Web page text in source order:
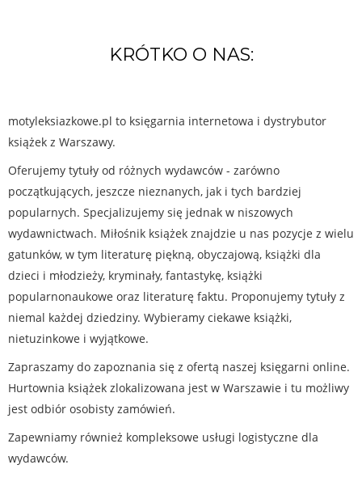
KRÓTKO O NAS:
motyleksiazkowe.pl to księgarnia internetowa i dystrybutor
książek z Warszawy.
Oferujemy tytuły od różnych wydawców - zarówno
początkujących, jeszcze nieznanych, jak i tych bardziej
popularnych. Specjalizujemy się jednak w niszowych
wydawnictwach. Miłośnik książek znajdzie u nas pozycje z wielu
gatunków, w tym literaturę piękną, obyczajową, książki dla
dzieci i młodzieży, kryminały, fantastykę, książki
popularnonaukowe oraz literaturę faktu. Proponujemy tytuły z
niemal każdej dziedziny. Wybieramy ciekawe książki,
nietuzinkowe i wyjątkowe.
Zapraszamy do zapoznania się z ofertą naszej księgarni online.
Hurtownia książek zlokalizowana jest w Warszawie i tu możliwy
jest odbiór osobisty zamówień.
Zapewniamy również kompleksowe usługi logistyczne dla
wydawców.